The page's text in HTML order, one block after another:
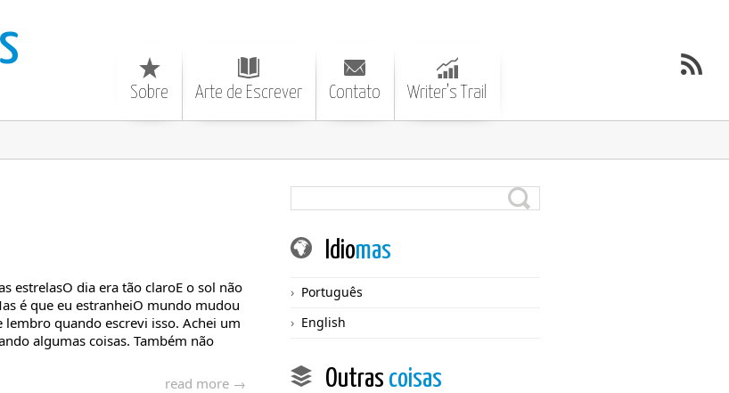
Sobre Arte de Escrever Contato Writer’s Trail
estrelasO dia era tão claroE o sol não
é que eu estranheiO mundo mudou
quando escrevi isso. Achei um
algumas coisas. Também não
read more →
Idiomas
Português
English
Outras coisas